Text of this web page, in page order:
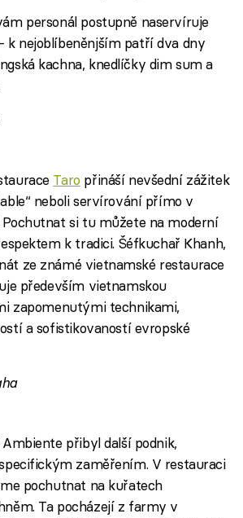
personál postupně naservíruje
k nejoblíbeněnjším patří dva dny
kachna, knedlíčky dim sum a
Taro přináší nevšední zážitek
neboli servírování přímo v
si tu můžete na moderní
k tradici. Šéfkuchař Khanh,
ze známé vietnamské restaurace
především vietnamskou
zapomenutými technikami,
a sofistikovaností evropské
přibyl další podnik,
zaměřením. V restauraci
pochutnat na kuřatech
Ta pocházejí z farmy v